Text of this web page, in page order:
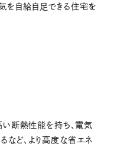
を自給自足できる住宅を
い断熱性能を持ち、電気
など、より高度な省エネ